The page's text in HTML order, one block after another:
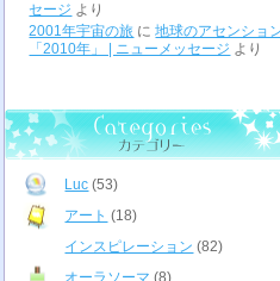
セージ より
2001年宇宙の旅 に地球のアセンショ
「2010年」 | ニューメッセージ より
Luc (53)
アート (18)
インスピレーション (82)
オーラソーマ (8)